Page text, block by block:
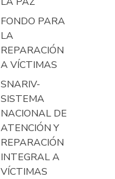
FONDO PARA
LA
REPARACIÓN
A VÍCTIMAS
SNARIV-
SISTEMA
NACIONAL DE
ATENCIÓN Y
REPARACIÓN
INTEGRAL A
VÍCTIMAS